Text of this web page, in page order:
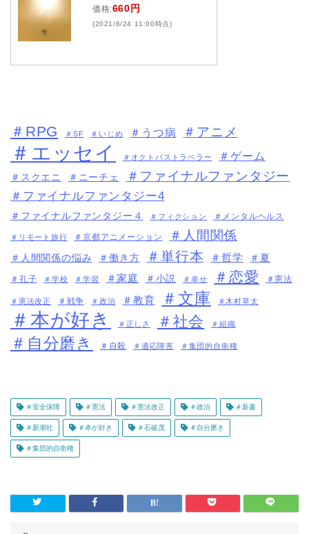
価格:660円
(2021/6/24 11:00時点)
＃RPG ＃SF ＃いじめ ＃うつ病 ＃アニメ
＃エッセイ ＃オクトパストラベラー ＃ゲーム
＃スクエニ ＃ニーチェ ＃ファイナルファンタジー
＃ファイナルファンタジー4
＃ファイナルファンタジー４ ＃フィクション ＃メンタルヘルス
＃リモート旅行 ＃京都アニメーション ＃人間関係
＃人間関係の悩み ＃働き方 ＃単行本 ＃哲学 ＃夏
＃孔子 ＃学校 ＃学習 ＃家庭 ＃小説 ＃幸せ ＃恋愛 ＃憲法
＃憲法改正 ＃戦争 ＃政治 ＃教育 ＃文庫 ＃木村草太
＃本が好き ＃正しさ ＃社会 ＃組織
＃自分磨き ＃自殺 ＃適応障害 ＃集団的自衛権
＃安全保障 ＃憲法 ＃憲法改正 ＃政治 ＃新書
＃新潮社 ＃本が好き ＃石破茂 ＃自分磨き
＃集団的自衛権